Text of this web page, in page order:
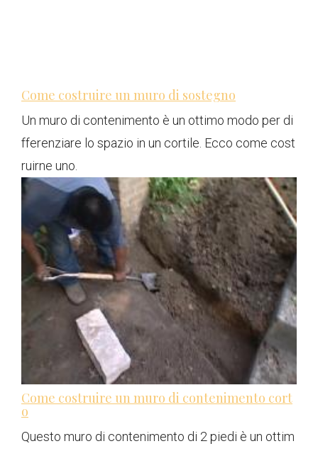
Come costruire un muro di sostegno
Un muro di contenimento è un ottimo modo per di
fferenziare lo spazio in un cortile. Ecco come cost
ruirne uno.
Come costruire un muro di contenimento cort
o
Questo muro di contenimento di 2 piedi è un ottim